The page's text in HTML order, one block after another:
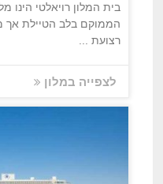
הממוקם בלב הטיילת אך
רצועת ...
לצפייה במלון